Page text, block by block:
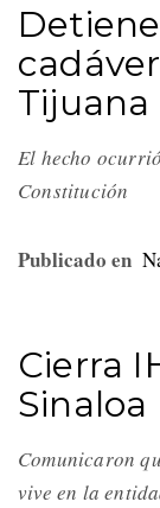
Tijuana
El hecho
Constitución
Publicado en
Cierra
Comunicaron
vive en la